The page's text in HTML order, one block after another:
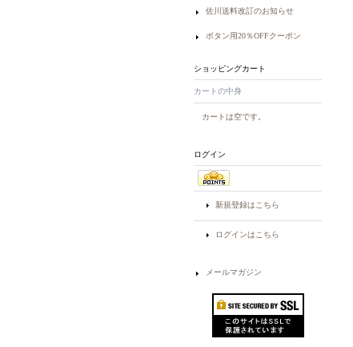
佐川送料改訂のお知らせ
ボタン用20％OFFクーポン
ショッピングカート
カートの中身
カートは空です。
ログイン
新規登録はこちら
ログインはこちら
メールマガジン